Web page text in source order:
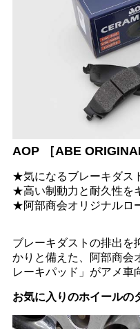
AOP ［ABE
★気になるブレーキダス
★高い制動力と耐久性を
★阿部商会オリジナルロ
ブレーキダストの排出を
かりと備えた、阿部商会
レーキパッド」がアメ車
お気に入りのホイールの